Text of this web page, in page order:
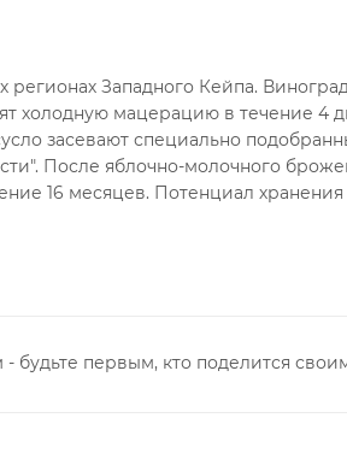
регионах Западного Кейпа.
холодную мацерацию в течение 4
засевают специально
После яблочно-молочного
16 месяцев. Потенциал хранения
будьте первым, кто поделится